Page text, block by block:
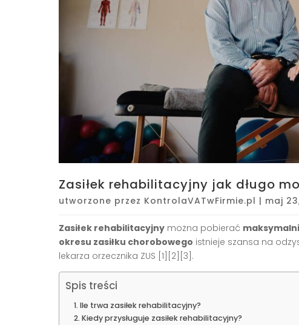
Zasiłek rehabilitacyjny jak długo
utworzone przez KontrolaVATwFirmie.pl | maj
Zasiłek rehabilitacyjny można pobierać
okresu zasiłku chorobowego istnieje szansa na
lekarza orzecznika ZUS [1][2][3].
Spis treści
Ile trwa zasiłek rehabilitacyjny?
Kiedy przysługuje zasiłek rehabilitacyjny?